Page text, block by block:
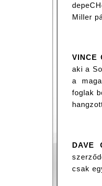
Miller
VINCE
aki a
a
foglak
DAVE
csak